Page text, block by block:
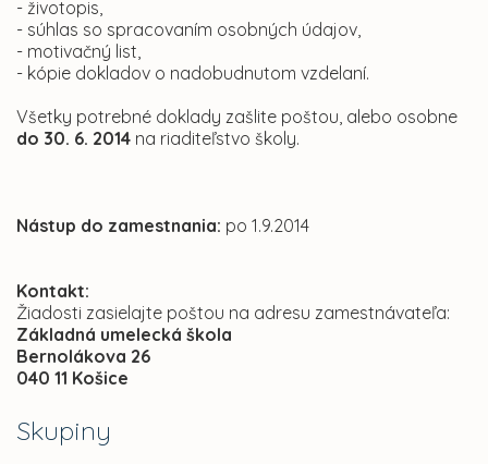
Skupiny
- životopis,
- súhlas so spracovaním osobných údajov,
- motivačný list,
- kópie dokladov o nadobudnutom vzdelaní.
Všetky potrebné doklady zašlite poštou, alebo osobne
do 30. 6. 2014 na riaditeľstvo školy.
Nástup do zamestnania: po 1.9.2014
Kontakt:
Žiadosti zasielajte poštou na adresu zamestnávateľa:
Základná umelecká škola
Bernolákova 26
040 11 Košice